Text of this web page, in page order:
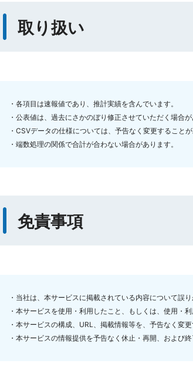
取り扱い
・各項目は速報値であり、推計実績を含んでいます。
・公表値は、過去にさかのぼり修正させていただく場合
・CSVデータの仕様については、予告なく変更することが
・端数処理の関係で合計が合わない場合があります。
免責事項
・当社は、本サービスに掲載されている内容について誤
・本サービスを使用・利用したこと、もしくは、使用・
・本サービスの構成、URL、掲載情報等を、予告なく変更
・本サービスの情報提供を予告なく休止・再開、および終